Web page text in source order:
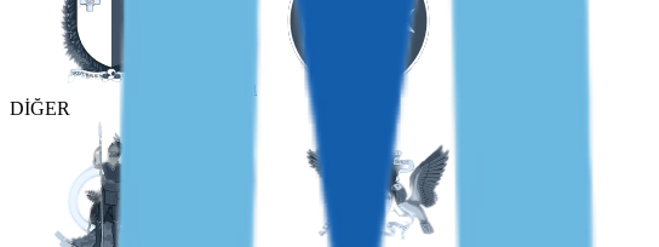
Malta
DİĞER